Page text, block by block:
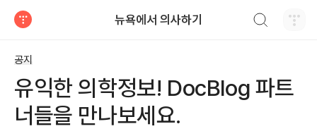
뉴욕에서 의사하기
공지
유익한 의학정보! DocBlog 파트
너들을 만나보세요.